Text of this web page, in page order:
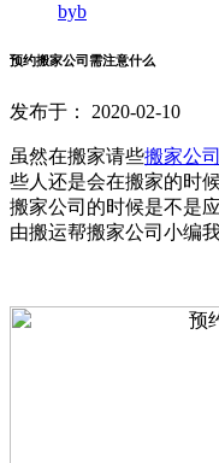
byb
预约搬家公司需注意什么
发布于： 2020-02-10
虽然在搬家请些搬家公司
些人还是会在搬家的时
搬家公司的时候是不是
由搬运帮搬家公司小编